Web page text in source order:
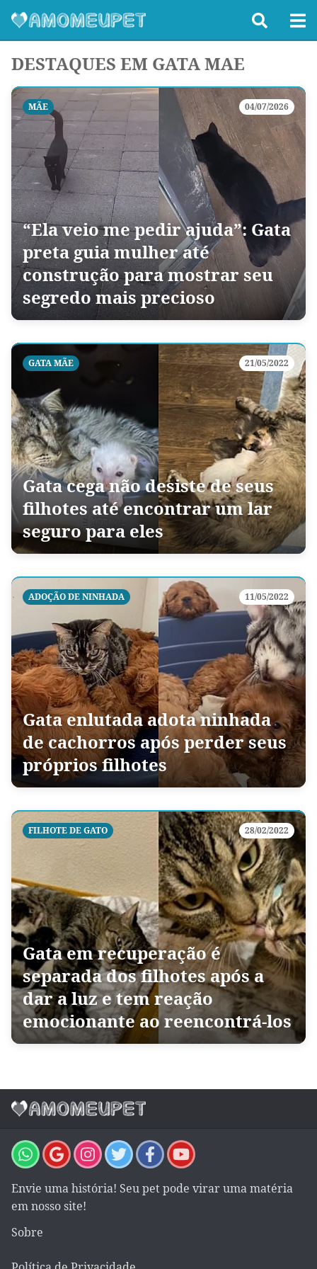
DESTAQUES EM GATA MAE
MÃE 04/07/2026
“Ela veio me pedir ajuda”: Gata
preta guia mulher até
construção para mostrar seu
segredo mais precioso
GATA MÃE 21/05/2022
Gata cega não desiste de seus
filhotes até encontrar um lar
seguro para eles
ADOÇÃO DE NINHADA 11/05/2022
Gata enlutada adota ninhada
de cachorros após perder seus
próprios filhotes
FILHOTE DE GATO 28/02/2022
Gata em recuperação é
separada dos filhotes após a
dar a luz e tem reação
emocionante ao reencontrá-los
Envie uma história! Seu pet pode virar uma matéria
em nosso site!
Sobre